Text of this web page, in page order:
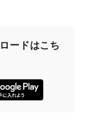
ードはこち